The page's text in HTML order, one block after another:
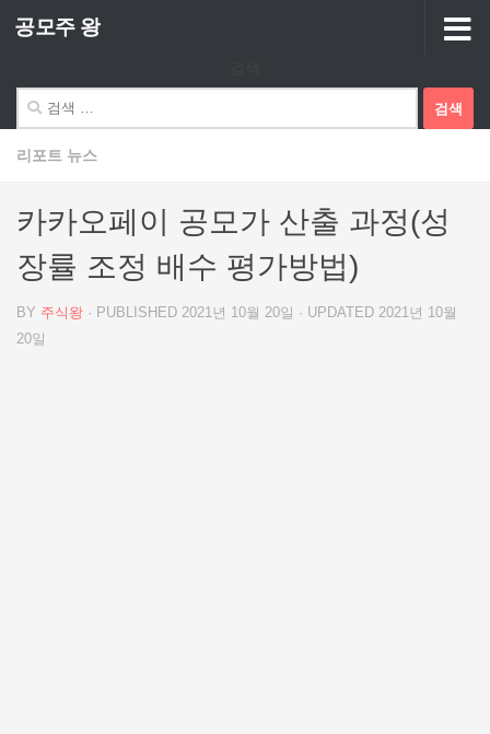
Skip to content
공모주 왕
색:
리포트 뉴스
카카오페이 공모가 산출 과정(성
장률 조정 배수 평가방법)
BY 주식왕 · PUBLISHED 2021년 10월 20일 · UPDATED 2021년 10월
20일